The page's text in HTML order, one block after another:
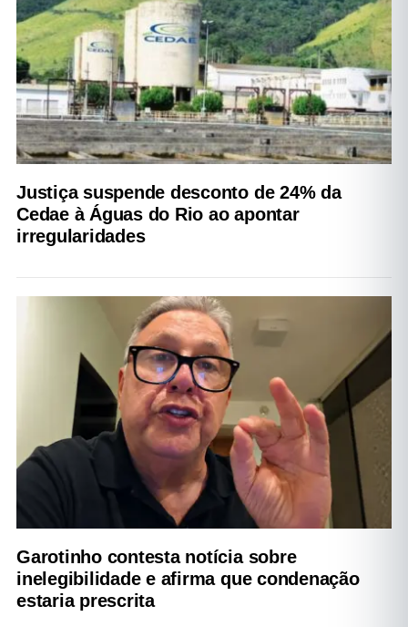
Justiça suspende desconto de 24% da
Cedae à Águas do Rio ao apontar
irregularidades
Garotinho contesta notícia sobre
inelegibilidade e afirma que condenação
estaria prescrita